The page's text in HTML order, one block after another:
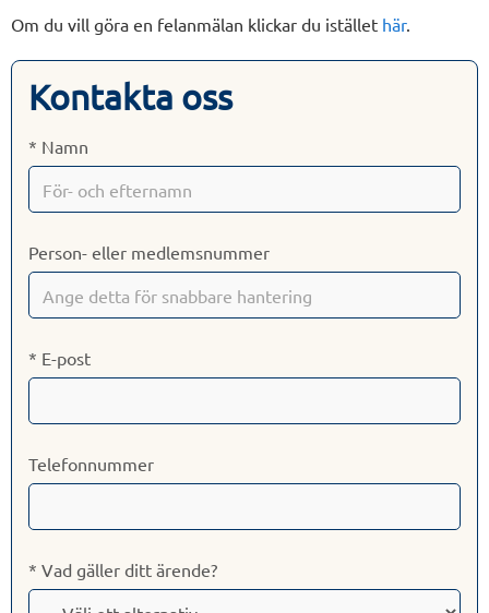
Om du vill göra en felanmälan klickar du istället här.
Kontakta oss
* Namn
Person- eller medlemsnummer
* E-post
Telefonnummer
* Vad gäller ditt ärende?